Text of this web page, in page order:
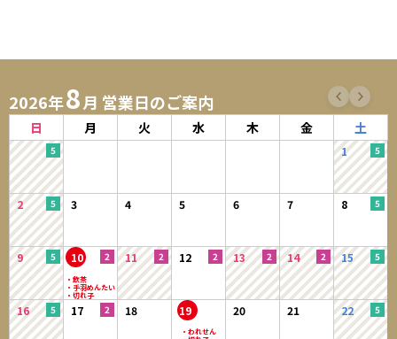
2026年8月 営業日のご案内
日 月 火 水 木 金 土
1
2 3 4 5 6 7 8
9 10 11 12 13 14 15
16 17 18 19 20 21 22